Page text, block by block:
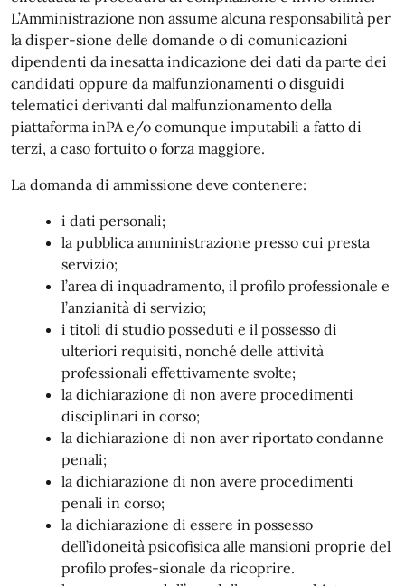
L’Amministrazione non assume alcuna responsabilità per
la disper-sione delle domande o di comunicazioni
dipendenti da inesatta indicazione dei dati da parte dei
candidati oppure da malfunzionamenti o disguidi
telematici derivanti dal malfunzionamento della
piattaforma inPA e/o comunque imputabili a fatto di
terzi, a caso fortuito o forza maggiore.
La domanda di ammissione deve contenere:
i dati personali;
la pubblica amministrazione presso cui presta
servizio;
l’area di inquadramento, il profilo professionale e
l’anzianità di servizio;
i titoli di studio posseduti e il possesso di
ulteriori requisiti, nonché delle attività
professionali effettivamente svolte;
la dichiarazione di non avere procedimenti
disciplinari in corso;
la dichiarazione di non aver riportato condanne
penali;
la dichiarazione di non avere procedimenti
penali in corso;
la dichiarazione di essere in possesso
dell’idoneità psicofisica alle mansioni proprie del
profilo profes-sionale da ricoprire.